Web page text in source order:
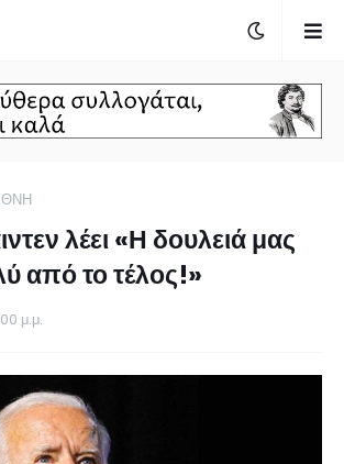
λέει «Η δουλειά μας
από το τέλος!»
μ.μ.